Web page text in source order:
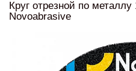
Круг отрезной по
Novoabrasive